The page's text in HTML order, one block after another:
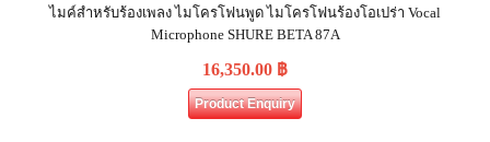
ไมค์สำหรับร้องเพลง ไมโครโฟนพูด ไมโครโฟนร้องโอเปร่า Vocal
Microphone SHURE BETA 87A
16,350.00 ฿
Product Enquiry